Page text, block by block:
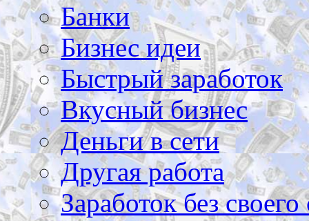
Банки
Бизнес идеи
Быстрый заработок
Вкусный бизнес
Деньги в сети
Другая работа
Заработок без своего